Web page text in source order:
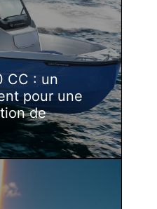
CC : un
pour une
de